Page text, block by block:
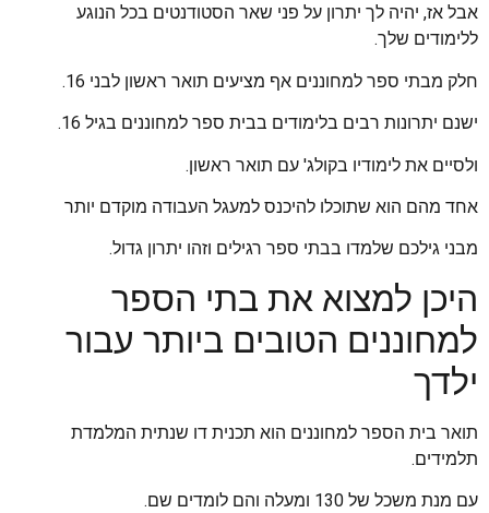
אבל אז, יהיה לך יתרון על פני שאר הסטודנטים בכל הנוגע
ללימודים שלך.
חלק מבתי ספר למחוננים אף מציעים תואר ראשון לבני 16.
ישנם יתרונות רבים בלימודים בבית ספר למחוננים בגיל 16.
ולסיים את לימודיו בקולג' עם תואר ראשון.
אחד מהם הוא שתוכלו להיכנס למעגל העבודה מוקדם יותר
מבני גילכם שלמדו בבתי ספר רגילים וזהו יתרון גדול.
היכן למצוא את בתי הספר
למחוננים הטובים ביותר עבור
ילדך
תואר בית הספר למחוננים הוא תכנית דו שנתית המלמדת
תלמידים.
עם מנת משכל של 130 ומעלה והם לומדים שם.